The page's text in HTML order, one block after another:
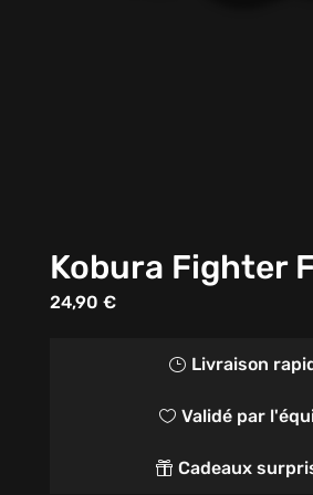
Kobura Fighter
24,90 €
} Livraison
 Validé par
 Cadeaux